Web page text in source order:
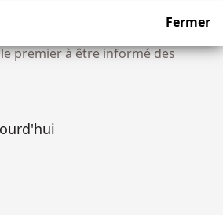
Fermer
plus de 10 000 collectionneurs
premier à être informé des